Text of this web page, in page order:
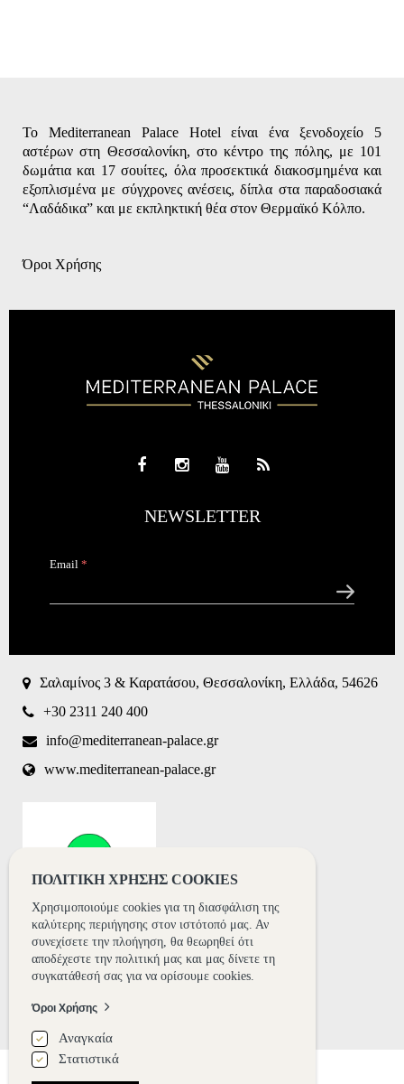
Το Mediterranean Palace Hotel είναι ένα ξενοδοχείο 5
αστέρων στη Θεσσαλονίκη, στο κέντρο της πόλης, με 101
δωμάτια και 17 σουίτες, όλα προσεκτικά διακοσμημένα και
εξοπλισμένα με σύγχρονες ανέσεις, δίπλα στα παραδοσιακά
“Λαδάδικα” και με εκπληκτική θέα στον Θερμαϊκό Κόλπο.
Όροι Χρήσης
NEWSLETTER
Email *
question is
whether or
not you are
visitor and
automated
Σαλαμίνος 3 & Καρατάσου, Θεσσαλονίκη, Ελλάδα, 54626
+30 2311 240 400
info@mediterranean-palace.gr
www.mediterranean-palace.gr
ΠΟΛΙΤΙΚΗ ΧΡΗΣΗΣ COOKIES
Χρησιμοποιούμε cookies για τη διασφάλιση της
καλύτερης περιήγησης στον ιστότοπό μας. Αν
συνεχίσετε την πλοήγηση, θα θεωρηθεί ότι
αποδέχεστε την πολιτική μας και μας δίνετε τη
συγκατάθεσή σας για να ορίσουμε cookies.
Όροι Χρήσης
Αναγκαία
Στατιστικά